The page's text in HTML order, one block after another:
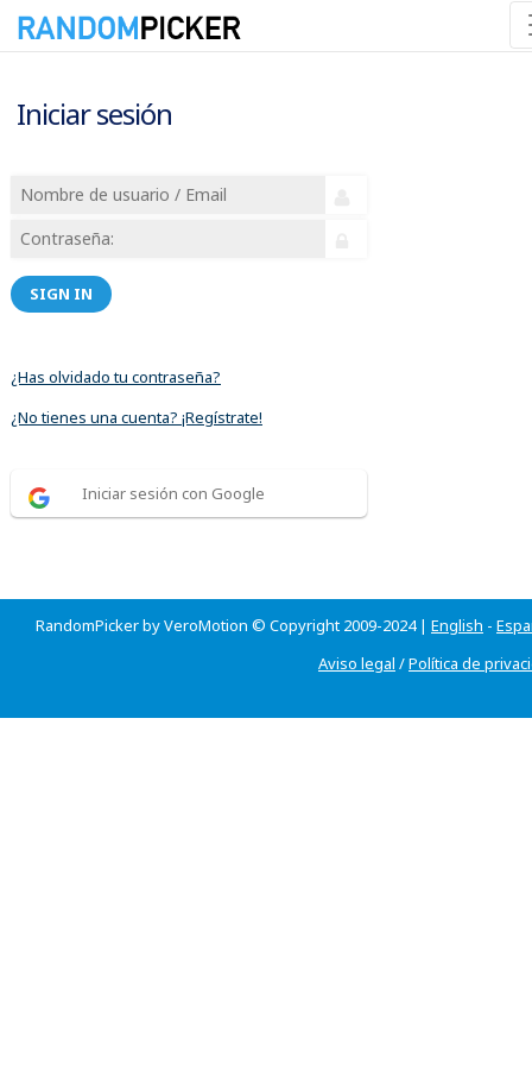
Iniciar sesión
SIGN IN
¿Has olvidado tu contraseña?
¿No tienes una cuenta? ¡Regístrate!
Iniciar sesión con Google
RandomPicker by VeroMotion © Copyright 2009-2024 | English -
Aviso legal /Política de